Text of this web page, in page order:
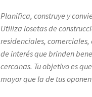
Planifica, construye y
Utiliza losetas de
residenciales,
de interés que brinden
cercanas. Tu objetivo es
mayor que la de tus